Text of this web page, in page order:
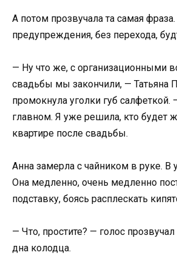
А потом прозвучала та самая
предупреждения, без перехода,
— Ну что же, с организационными
свадьбы мы закончили, — Татьяна
промокнула уголки губ салфеткой.
главном. Я уже решила, кто будет
квартире после свадьбы.
Анна замерла с чайником в руке. В
Она медленно, очень медленно
подставку, боясь расплескать
— Что, простите? — голос прозвучал
дна колодца.